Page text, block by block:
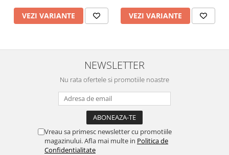
VEZI VARIANTE VEZI VARIANTE
NEWSLETTER
Nu rata ofertele si promotiile noastre
Vreau sa primesc newsletter cu promotiile
magazinului. Afla mai multe in Politica de
Confidentialitate